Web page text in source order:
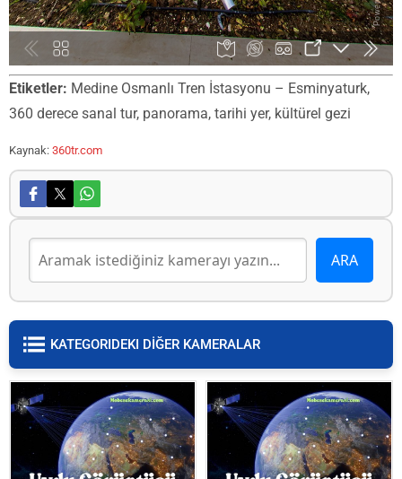
Etiketler: Medine Osmanlı Tren İstasyonu – Esminyaturk,
360 derece sanal tur, panorama, tarihi yer, kültürel gezi
Kaynak: 360tr.com
KATEGORIDEKI DİĞER KAMERALAR